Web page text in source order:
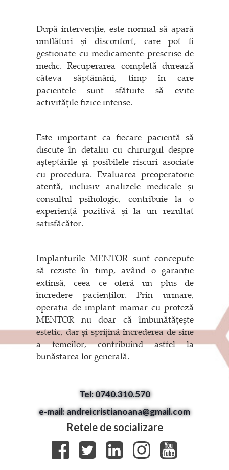
După intervenție, este normal să apară
umflături și disconfort, care pot fi
gestionate cu medicamente prescrise de
medic. Recuperarea completă durează
câteva săptămâni, timp în care
pacientele sunt sfătuite să evite
activitățile fizice intense.
Este important ca fiecare pacientă să
discute în detaliu cu chirurgul despre
așteptările și posibilele riscuri asociate
cu procedura. Evaluarea preoperatorie
atentă, inclusiv analizele medicale și
consultul psihologic, contribuie la o
experiență pozitivă și la un rezultat
satisfăcător.
Implanturile MENTOR sunt concepute
să reziste în timp, având o garanție
extinsă, ceea ce oferă un plus de
încredere pacienților. Prin urmare,
operația de implant mamar cu proteză
MENTOR nu doar că îmbunătățește
estetic, dar și sprijină încrederea de sine
a femeilor, contribuind astfel la
bunăstarea lor generală.
Tel: 0740.310.570
e-mail: andreicristianoana@gmail.com
Retele de socializare